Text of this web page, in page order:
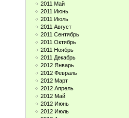
2011 Май
2011 Июнь
2011 Июль
2011 Август
2011 Сентябрь
2011 Октябрь
2011 Ноябрь
2011 Декабрь
2012 Январь
2012 Февраль
2012 Март
2012 Апрель
2012 Май
2012 Июнь
2012 Июль